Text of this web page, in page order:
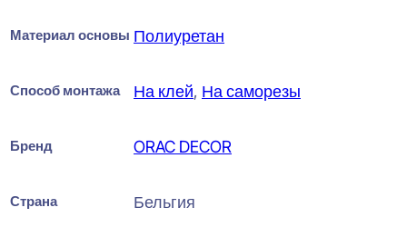
Материал основы Полиуретан
Способ монтажа На клей, На саморезы
Бренд ORAC DECOR
Страна Бельгия